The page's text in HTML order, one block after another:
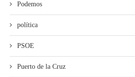
Podemos
política
PSOE
Puerto de la Cruz